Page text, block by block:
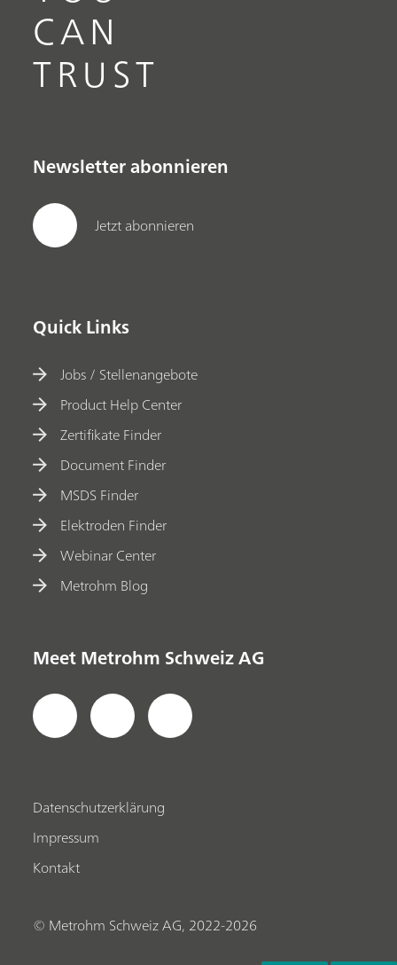
CAN
TRUST
Newsletter abonnieren
Jetzt abonnieren
Quick Links
Jobs / Stellenangebote
Product Help Center
Zertifikate Finder
Document Finder
MSDS Finder
Elektroden Finder
Webinar Center
Metrohm Blog
Meet Metrohm Schweiz AG
Datenschutzerklärung
Impressum
Kontakt
© Metrohm Schweiz AG, 2022-2026